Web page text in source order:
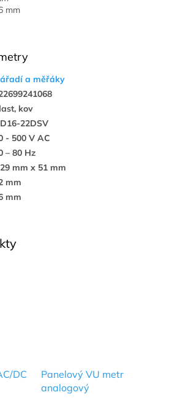
DC
Panelový VU metr
analogový
mm
a měřáky
kov
22DSV
- 500 V AC
– 80 Hz
mm x 51 mm
mm
mm